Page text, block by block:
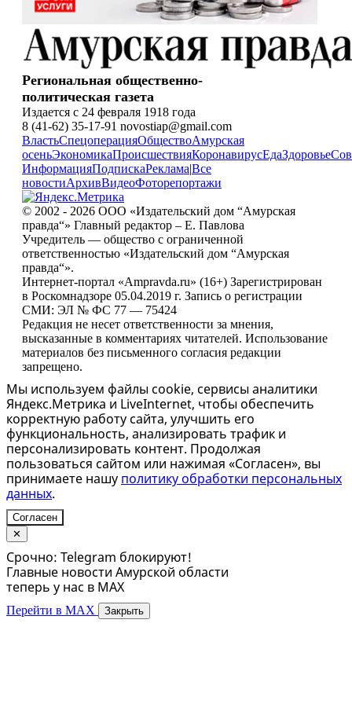
Региональная общественно-
политическая газета
Издается с 24 февраля 1918 года
8 (41-62) 35-17-91 novostiap@gmail.com
ВластьСпецоперацияОбществоАмурская
осеньЭкономикаПроисшествияКоронавирусЕдаЗдоровье
ИнформацияПодпискаРеклама|Все
новостиАрхивВидеоФоторепортажи
© 2002 - 2026 ООО «Издательский дом “Амурская
правда“» Главный редактор – Е. Павлова
Учредитель — общество с ограниченной
ответственностью «Издательский дом “Амурская
правда“».
Интернет-портал «Ampravda.ru» (16+) Зарегистрирован
в Роскомнадзоре 05.04.2019 г. Запись о регистрации
СМИ: ЭЛ № ФС 77 — 75424
Редакция не несет ответственности за мнения,
высказанные в комментариях читателей. Использование
материалов без письменного согласия редакции
запрещено.
Мы используем файлы cookie, сервисы аналитики
Яндекс.Метрика и LiveInternet, чтобы обеспечить
корректную работу сайта, улучшить его
функциональность, анализировать трафик и
персонализировать контент. Продолжая
пользоваться сайтом или нажимая «Согласен», вы
принимаете нашу политику обработки персональных
данных.
Согласен
✕
Срочно: Telegram блокируют!
Главные новости Амурской области
теперь у нас в MAX
Перейти в MAX Закрыть